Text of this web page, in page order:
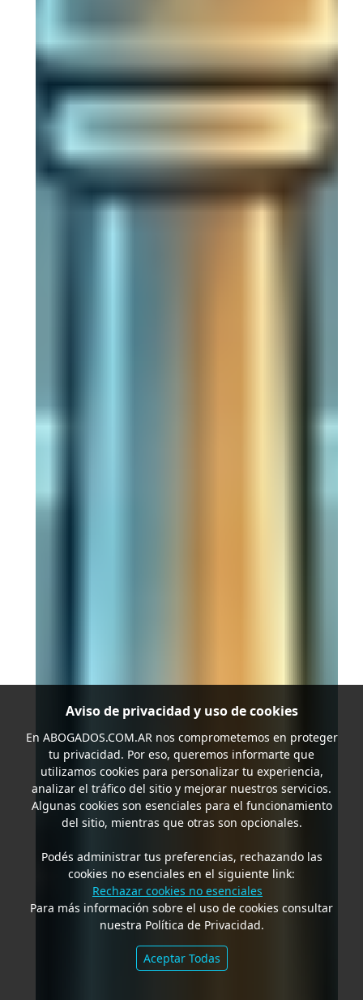
Aviso de privacidad y uso de cookies
En ABOGADOS.COM.ARnos comprometemos en proteger
tu privacidad. Por eso, queremos informarte que
utilizamos cookies para personalizar tu experiencia,
analizar el tráfico del sitio y mejorar nuestros servicios.
Algunas cookies son esenciales para el funcionamiento
del sitio, mientras que otras son opcionales.
Podés administrar tus preferencias, rechazando las
cookies no esenciales en el siguiente link:
Rechazar cookies no esenciales
Para más información sobre el uso de cookies consultar
nuestra Política de Privacidad.
Aceptar Todas